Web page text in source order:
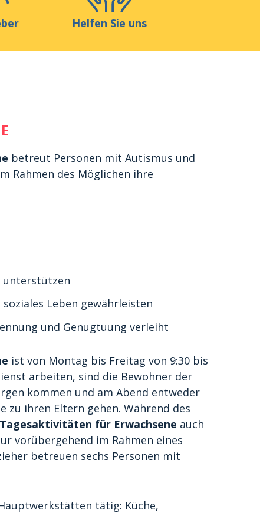
Helfen Sie uns
betreut Personen mit Autismus und
Rahmen des Möglichen ihre
unterstützen
Leben gewährleisten
und Genugtuung verleiht
ist von Montag bis Freitag von 9:30 bis
arbeiten, sind die Bewohner der
kommen und am Abend entweder
zu ihren Eltern gehen. Während des
für Erwachsene auch
vorübergehend im Rahmen eines
betreuen sechs Personen mit
tätig: Küche,